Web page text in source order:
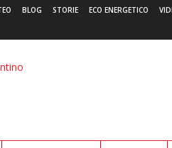
BLOG STORIE ECO ENERGETICO